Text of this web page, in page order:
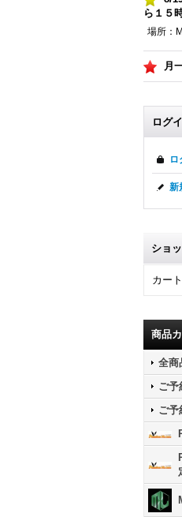
ら１５
場所：
月
ログ
ロ
新
ショ
カー
商品
全商
ご予
ご予